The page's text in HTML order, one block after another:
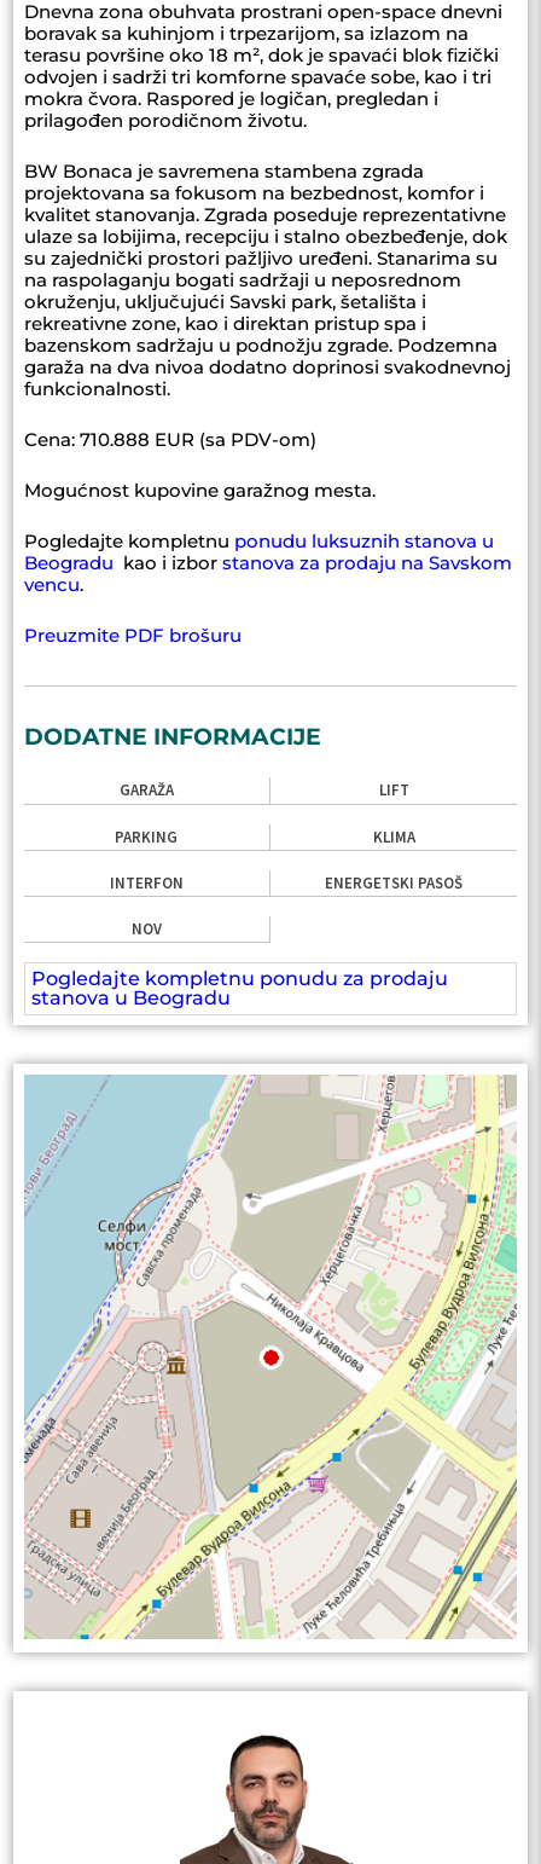
Dnevna zona obuhvata prostrani open-space dnevni
boravak sa kuhinjom i trpezarijom, sa izlazom na
terasu površine oko 18 m², dok je spavaći blok fizički
odvojen i sadrži tri komforne spavaće sobe, kao i tri
mokra čvora. Raspored je logičan, pregledan i
prilagođen porodičnom životu.
BW Bonaca je savremena stambena zgrada
projektovana sa fokusom na bezbednost, komfor i
kvalitet stanovanja. Zgrada poseduje reprezentativne
ulaze sa lobijima, recepciju i stalno obezbeđenje, dok
su zajednički prostori pažljivo uređeni. Stanarima su
na raspolaganju bogati sadržaji u neposrednom
okruženju, uključujući Savski park, šetališta i
rekreativne zone, kao i direktan pristup spa i
bazenskom sadržaju u podnožju zgrade. Podzemna
garaža na dva nivoa dodatno doprinosi svakodnevnoj
funkcionalnosti.
Cena: 710.888 EUR (sa PDV-om)
Mogućnost kupovine garažnog mesta.
Pogledajte kompletnu ponudu luksuznih stanova u
Beogradu kao i izborstanova za prodaju na Savskom
vencu.
Preuzmite PDF brošuru
DODATNE INFORMACIJE
GARAŽA LIFT
PARKING KLIMA
INTERFON ENERGETSKI PASOŠ
NOV
Pogledajte kompletnu ponudu za prodaju
stanova u Beogradu